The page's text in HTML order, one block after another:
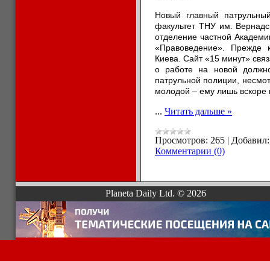
Новый главный
факультет ТНУ им.
отделение частной
«Правоведение». Прежде
Киева. Сайт «15 минут»
о работе на новой
патрульной полиции,
молодой – ему лишь вскоре
... Читать дальше »
Просмотров: 265 | Добавил:
Комментарии (0)
Planeta Daily Ltd. © 2026